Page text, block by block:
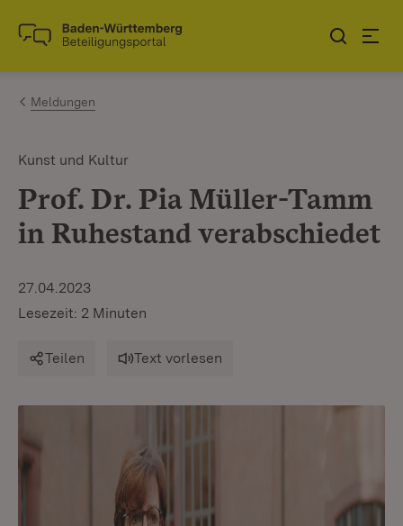
Zum Inhalt springen
Link zur Startseite
Meldungen
Kunst und Kultur
Prof. Dr. Pia Müller-Tamm
in Ruhestand verabschiedet
27.04.2023
Lesezeit: 2 Minuten
Teilen Text vorlesen